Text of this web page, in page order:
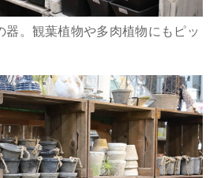
器。観葉植物や多肉植物にもピッ